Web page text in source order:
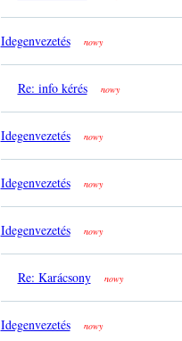
Idegenvezetés nowy
Re: info kérés nowy
Idegenvezetés nowy
Idegenvezetés nowy
Idegenvezetés nowy
Re: Karácsony nowy
Idegenvezetés nowy